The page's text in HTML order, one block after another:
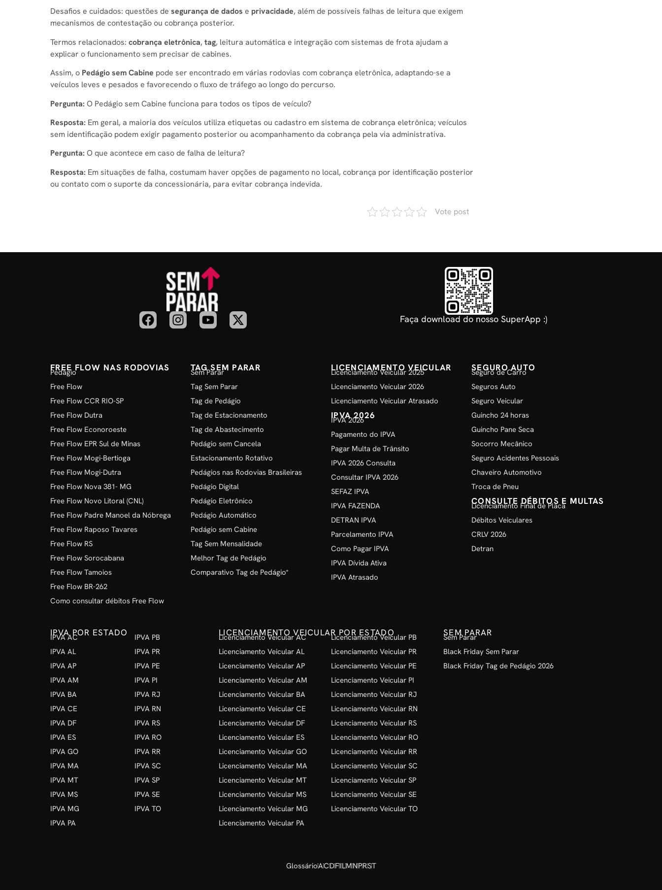
Desafios e cuidados: questões de segurança de dados e privacidade, além de possíveis falhas de leitura que exigem
mecanismos de contestação ou cobrança posterior.
Termos relacionados: cobrança eletrônica, tag, leitura automática e integração com sistemas de frota ajudam a
explicar o funcionamento sem precisar de cabines.
Assim, o Pedágio sem Cabine pode ser encontrado em várias rodovias com cobrança eletrônica, adaptando-se a
veículos leves e pesados e favorecendo o fluxo de tráfego ao longo do percurso.
Pergunta: O Pedágio sem Cabine funciona para todos os tipos de veículo?
Resposta: Em geral, a maioria dos veículos utiliza etiquetas ou cadastro em sistema de cobrança eletrônica; veículos
sem identificação podem exigir pagamento posterior ou acompanhamento da cobrança pela via administrativa.
Pergunta: O que acontece em caso de falha de leitura?
Resposta: Em situações de falha, costumam haver opções de pagamento no local, cobrança por identificação posterior
ou contato com o suporte da concessionária, para evitar cobrança indevida.
Vote post
Faça download do nosso SuperApp :)
FREE FLOW NAS RODOVIAS
Pedágio
Free Flow
Free Flow CCR RIO-SP
Free Flow Dutra
Free Flow Econoroeste
Free Flow EPR Sul de Minas
Free Flow Mogi-Bertioga
Free Flow Mogi-Dutra
Free Flow Nova 381- MG
Free Flow Novo Litoral (CNL)
Free Flow Padre Manoel da Nóbrega
Free Flow Raposo Tavares
Free Flow RS
Free Flow Sorocabana
Free Flow Tamoios
Free Flow BR-262
Como consultar débitos Free Flow
TAG SEM PARAR
Sem Parar
Tag Sem Parar
Tag de Pedágio
Tag de Estacionamento
Tag de Abastecimento
Pedágio sem Cancela
Estacionamento Rotativo
Pedágios nas Rodovias Brasileiras
Pedágio Digital
Pedágio Eletrônico
Pedágio Automático
Pedágio sem Cabine
Tag Sem Mensalidade
Melhor Tag de Pedágio
Comparativo Tag de Pedágio*
LICENCIAMENTO VEICULAR
Licenciamento Veicular 2025
Licenciamento Veicular 2026
Licenciamento Veicular Atrasado
IPVA 2026
IPVA 2026
Pagamento do IPVA
Pagar Multa de Trânsito
IPVA 2026 Consulta
Consultar IPVA 2026
SEFAZ IPVA
IPVA FAZENDA
DETRAN IPVA
Parcelamento IPVA
Como Pagar IPVA
IPVA Dívida Ativa
IPVA Atrasado
SEGURO AUTO
Seguro de Carro
Seguros Auto
Seguro Veicular
Guincho 24 horas
Guincho Pane Seca
Socorro Mecânico
Seguro Acidentes Pessoais
Chaveiro Automotivo
Troca de Pneu
CONSULTE DÉBITOS E MULTAS
Licenciamento Final de Placa
Débitos Veiculares
CRLV 2026
Detran
IPVA POR ESTADO
IPVA AC
IPVA AL
IPVA AP
IPVA AM
IPVA BA
IPVA CE
IPVA DF
IPVA ES
IPVA GO
IPVA MA
IPVA MT
IPVA MS
IPVA MG
IPVA PA
IPVA PB
IPVA PR
IPVA PE
IPVA PI
IPVA RJ
IPVA RN
IPVA RS
IPVA RO
IPVA RR
IPVA SC
IPVA SP
IPVA SE
IPVA TO
LICENCIAMENTO VEICULAR POR ESTADO
Licenciamento Veicular AC
Licenciamento Veicular AL
Licenciamento Veicular AP
Licenciamento Veicular AM
Licenciamento Veicular BA
Licenciamento Veicular CE
Licenciamento Veicular DF
Licenciamento Veicular ES
Licenciamento Veicular GO
Licenciamento Veicular MA
Licenciamento Veicular MT
Licenciamento Veicular MS
Licenciamento Veicular MG
Licenciamento Veicular PA
Licenciamento Veicular PB
Licenciamento Veicular PR
Licenciamento Veicular PE
Licenciamento Veicular PI
Licenciamento Veicular RJ
Licenciamento Veicular RN
Licenciamento Veicular RS
Licenciamento Veicular RO
Licenciamento Veicular RR
Licenciamento Veicular SC
Licenciamento Veicular SP
Licenciamento Veicular SE
Licenciamento Veicular TO
SEM PARAR
Sem Parar
Black Friday Sem Parar
Black Friday Tag de Pedágio 2026
GlossárioACDFILMNPRST